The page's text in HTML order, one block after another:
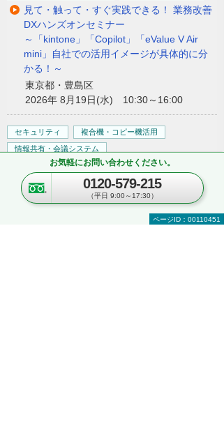
見て・触って・すぐ実践できる！ 業務改善
DXハンズオンセミナー
～「kintone」「Copilot」「eValue V Air
mini」自社での活用イメージが具体的に分
かる！～
東京都・豊島区
2026年 8月19日(水) 10:30～16:00
セキュリティ
複合機・コピー機活用
情報共有・会議システム
ネットワーク環境の構築・改善
業務データの活用
kintoneハンズオンセミナー＆オフィスツア
ー
～kintoneの実機を体験！ ＆実際のオフィス
ページID：00110451
お気軽にお問い合わせください。
0120-579-215
（平日 9:00～17:30）